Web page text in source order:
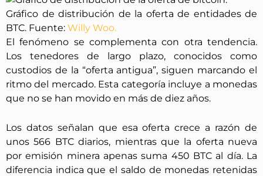
Gráfico de distribución de la oferta de entidades de
BTC. Fuente: Willy Woo.
El fenómeno se complementa con otra tendencia.
Los tenedores de largo plazo, conocidos como
custodios de la “oferta antigua”, siguen marcando el
ritmo del mercado. Esta categoría incluye a monedas
que no se han movido en más de diez años.
Los datos señalan que esa oferta crece a razón de
unos 566 BTC diarios, mientras que la oferta nueva
por emisión minera apenas suma 450 BTC al día. La
diferencia indica que el saldo de monedas retenidas